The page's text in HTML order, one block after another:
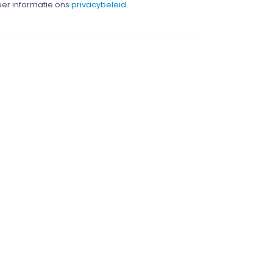
informatie ons privacybeleid.